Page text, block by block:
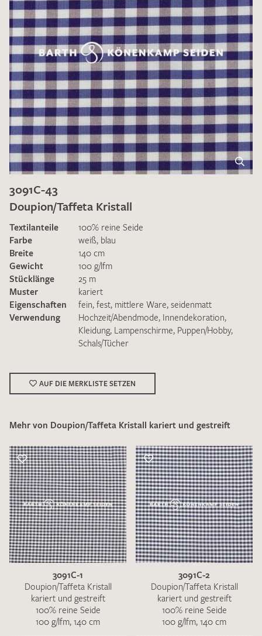
Ich bin damit einverstanden, dass meine angegebenen Daten
DieDatenschutzbestimmungenhabe ich zur Kenntnis
genommen und akzeptiere diese.
MUSTERANFRAGE SENDEN
3091C-43
Doupion/Taffeta Kristall
Textilanteile
100% reine Seide
Farbe
weiß, blau
Breite
140 cm
Gewicht
100 g/lfm
Stücklänge
25 m
Muster
kariert
Eigenschaften
fein, fest, mittlere Ware, seidenmatt
Verwendung
Hochzeit/Abendmode, Innendekoration,
Kleidung, Lampenschirme, Puppen/Hobby,
Schals/Tücher
AUF DIE MERKLISTE SETZEN
Mehr von Doupion/Taffeta Kristall kariert und gestreift
3091C-1
Doupion/Taffeta Kristall
kariert und gestreift
100% reine Seide
100 g/lfm, 140 cm
3091C-2
Doupion/Taffeta Kristall
kariert und gestreift
100% reine Seide
100 g/lfm, 140 cm